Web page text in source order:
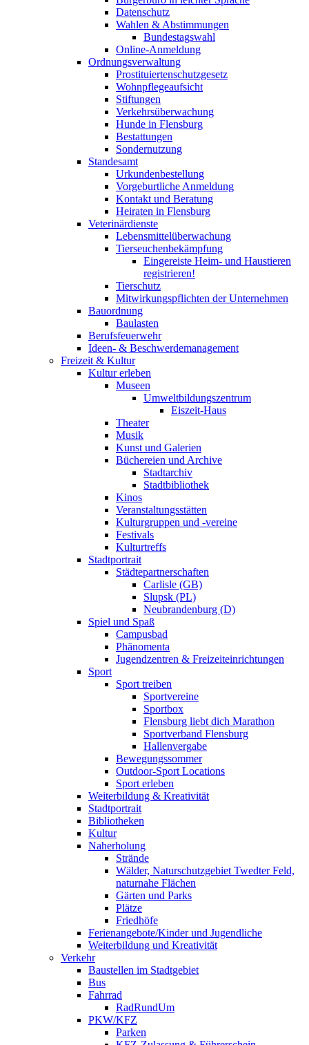
Datenschutz
Wahlen & Abstimmungen
Bundestagswahl
Online-Anmeldung
Ordnungsverwaltung
Prostituiertenschutzgesetz
Wohnpflegeaufsicht
Stiftungen
Verkehrsüberwachung
Hunde in Flensburg
Bestattungen
Sondernutzung
Standesamt
Urkundenbestellung
Vorgeburtliche Anmeldung
Kontakt und Beratung
Heiraten in Flensburg
Veterinärdienste
Lebensmittelüberwachung
Tierseuchenbekämpfung
Eingereiste Heim- und Haustieren
registrieren!
Tierschutz
Mitwirkungspflichten der Unternehmen
Bauordnung
Baulasten
Berufsfeuerwehr
Ideen- & Beschwerdemanagement
Freizeit & Kultur
Kultur erleben
Museen
Umweltbildungszentrum
Eiszeit-Haus
Theater
Musik
Kunst und Galerien
Büchereien und Archive
Stadtarchiv
Stadtbibliothek
Kinos
Veranstaltungsstätten
Kulturgruppen und -vereine
Festivals
Kulturtreffs
Stadtportrait
Städtepartnerschaften
Carlisle (GB)
Slupsk (PL)
Neubrandenburg (D)
Spiel und Spaß
Campusbad
Phänomenta
Jugendzentren & Freizeiteinrichtungen
Sport
Sport treiben
Sportvereine
Sportbox
Flensburg liebt dich Marathon
Sportverband Flensburg
Hallenvergabe
Bewegungssommer
Outdoor-Sport Locations
Sport erleben
Weiterbildung & Kreativität
Stadtportrait
Bibliotheken
Kultur
Naherholung
Strände
Wälder, Naturschutzgebiet Twedter Feld,
naturnahe Flächen
Gärten und Parks
Plätze
Friedhöfe
Ferienangebote/Kinder und Jugendliche
Weiterbildung und Kreativität
Verkehr
Baustellen im Stadtgebiet
Bus
Fahrrad
RadRundUm
PKW/KFZ
Parken